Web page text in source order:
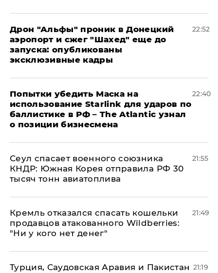
Дрон "Альфы" проник в Донецкий
аэропорт и сжег "Шахед" еще до
запуска: опубликованы
эксклюзивные кадры
22:52
Попытки убедить Маска на
использование Starlink для ударов по
баллистике в РФ – The Atlantic узнал
о позиции бизнесмена
22:40
​Сеул спасает военного союзника
КНДР: Южная Корея отправила РФ 30
тысяч тонн авиатоплива
21:55
Кремль отказался спасать кошельки
продавцов атакованного Wildberries:
"Ни у кого нет денег"
21:49
Турция, Саудовская Аравия и Пакистан 21:19